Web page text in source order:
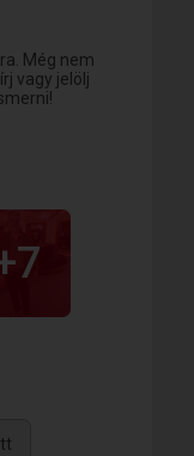
Még nem
vagy jelölj